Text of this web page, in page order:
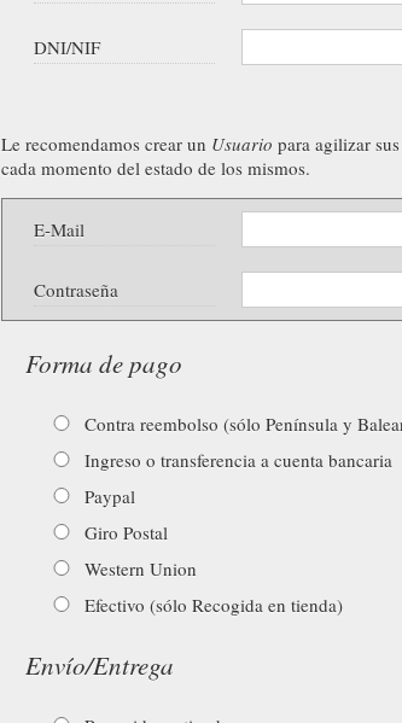
DNI/NIF
Le recomendamos crear un Usuario para agilizar
cada momento del estado de los mismos.
E-Mail
Contraseña
Forma de pago
Contra reembolso (sólo Península y
Ingreso o transferencia a cuenta bancaria
Paypal
Giro Postal
Western Union
Efectivo (sólo Recogida en tienda)
Envío/Entrega